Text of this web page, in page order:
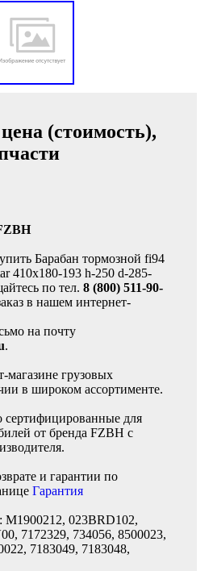
(стоимость),
Барабан тормозной fi94
410x180-193 h-250 d-285-
по тел. 8 (800) 511-90-
в нашем интернет-
на почту
.
магазине грузовых
в широком ассортименте.
сертифицированные для
от бренда FZBH с
и гарантии по
Гарантия
M1900212, 023BRD102,
7172329, 734056, 8500023,
7183049, 7183048,